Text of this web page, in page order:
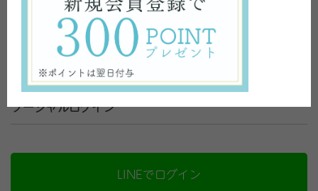
新規会員登録
ソーシャルログイン
LINEでログイン